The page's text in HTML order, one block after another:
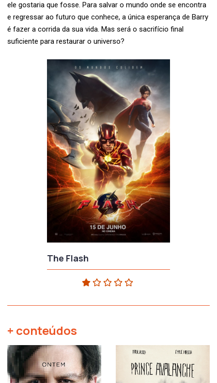
The Flash
ele gostaria que fosse. Para salvar o mundo onde se encontra
e regressar ao futuro que conhece, a única esperança de Barry
é fazer a corrida da sua vida. Mas será o sacrifício final
suficiente para restaurar o universo?
+ conteúdos